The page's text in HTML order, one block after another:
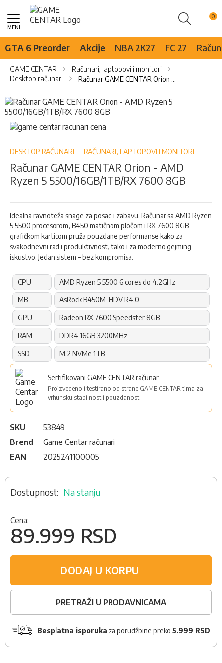
Pretraži
Skip
Content
GTA 6 Preorder Akcije NBA 2K27 FC 27
GAME CENTAR
Računari, laptopovi i monitori
Desktop računari
Računar GAME CENTAR Orion - AMD Ryzen 5 5500/16GB/1TB/RX 7600 8GB
Skip
to
the
end
the
images
gallery
Skip
to
beginning
the
images
DESKTOP RAČUNARI RAČUNARI, LAPTOPOVI I MONITORI
Računar GAME CENTAR Orion - AMD
Ryzen 5 5500/16GB/1TB/RX 7600 8GB
Idealna ravnoteža snage za posao i zabavu. Računar sa AMD Ryzen
5 5500 procesorom, B450 matičnom pločom i RX 7600 8GB
grafičkom karticom pruža pouzdane performanse kako za
svakodnevni rad i produktivnost, tako i za moderno gejming
iskustvo. Jedan sistem – bez kompromisa.
CPU AMD Ryzen 5 5500 6 cores do 4.2GHz
MB AsRock B450M-HDV R4.0
GPU Radeon RX 7600 Speedster 8GB
RAM DDR4 16GB 3200MHz
SSD M.2 NVMe 1TB
Sertifikovani GAME CENTAR računar
Proizvedeno i testirano od strane GAME CENTAR tima za
vrhunsku stabilnost i pouzdanost.
SKU
53849
Brend
Game Centar računari
EAN
2025241100005
Na stanju
Cena:
89.999 RSD
DODAJ U KORPU
PRETRAŽI U PRODAVNICAMA
Besplatna isporuka za porudžbine preko 5.999 RSD